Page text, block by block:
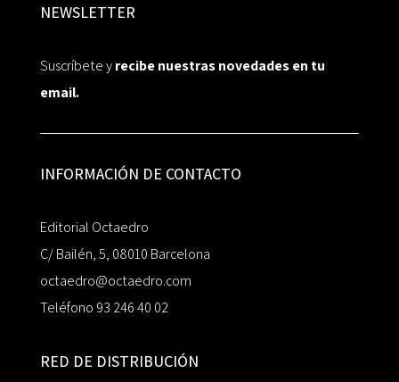
NEWSLETTER
Suscríbete yrecibe nuestras novedades en tu
email.
INFORMACIÓN DE CONTACTO
Editorial Octaedro
C/ Bailén, 5, 08010 Barcelona
octaedro@octaedro.com
Teléfono 93 246 40 02
RED DE DISTRIBUCIÓN